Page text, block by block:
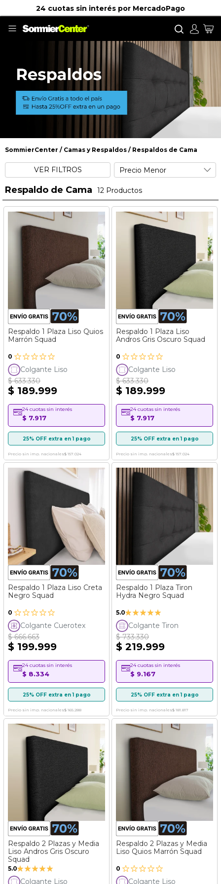
24 cuotas sin interés por MercadoPago
Buscar
SommierCenter Camas y Respaldos Respaldos de Cama
Respaldos de Cama
VER FILTROS
Respaldo de Cama 12 Productos
Respaldo 1 Plaza Liso Quios
Marrón Squad
0
Colgante Liso
$ 633.330
$ 189.999
24 cuotas sin interés
$ 7.917
25% OFF extra en 1 pago
Precio sin imp. nacionales$ 157.024
Respaldo 1 Plaza Liso
Andros Gris Oscuro Squad
0
Colgante Liso
$ 633.330
$ 189.999
24 cuotas sin interés
$ 7.917
25% OFF extra en 1 pago
Precio sin imp. nacionales$ 157.024
Respaldo 1 Plaza Liso Creta
Negro Squad
0
Colgante Cuerotex
$ 666.663
$ 199.999
24 cuotas sin interés
$ 8.334
25% OFF extra en 1 pago
Precio sin imp. nacionales$ 165.288
Respaldo 1 Plaza Tiron
Hydra Negro Squad
5.0Valoración:
100%
Colgante Tiron
$ 733.330
$ 219.999
24 cuotas sin interés
$ 9.167
25% OFF extra en 1 pago
Precio sin imp. nacionales$ 181.817
Respaldo 2 Plazas y Media
Liso Andros Gris Oscuro
Squad
5.0Valoración:
100%
Colgante Liso
Respaldo 2 Plazas y Media
Liso Quios Marrón Squad
0
Colgante Liso